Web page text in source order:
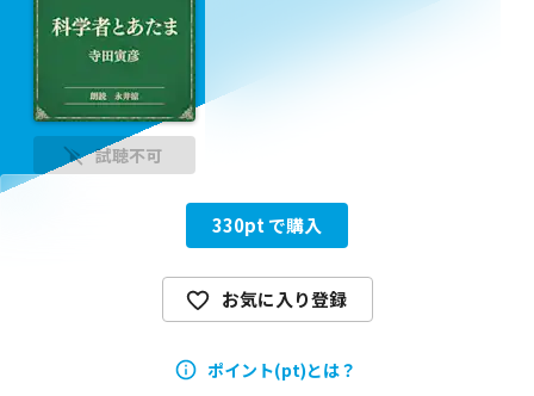
試聴不可
330pt で購入
お気に入り登録
ポイント(pt)とは？